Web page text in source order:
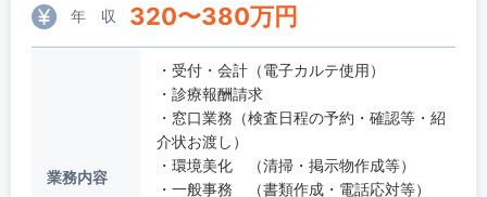
年 収 320〜380万円
業務内容
・受付・会計（電子カルテ使用）
・診療報酬請求
・窓口業務（検査日程の予約・確認等・紹
介状お渡し）
・環境美化 （清掃・掲示物作成等）
・一般事務 （書類作成・電話応対等）